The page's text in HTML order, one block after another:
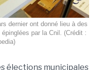
dernier ont donné lieu à des
par la Cnil. (Crédit :
élections municipales